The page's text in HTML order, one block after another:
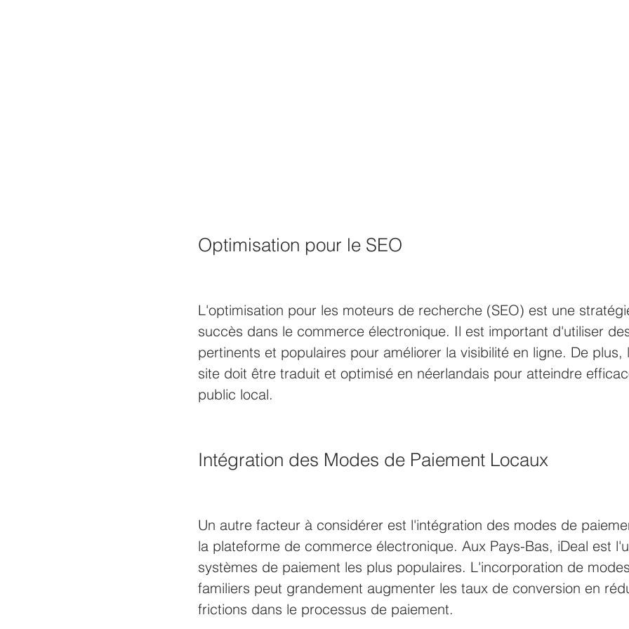
Optimisation pour le SEO
L'optimisation pour les moteurs de recherche (SEO) est une
succès dans le commerce électronique. Il est important d'utiliser
pertinents et populaires pour améliorer la visibilité en ligne. De plus,
site doit être traduit et optimisé en néerlandais pour atteindre
public local.
Intégration des Modes de Paiement Locaux
Un autre facteur à considérer est l'intégration des modes de
la plateforme de commerce électronique. Aux Pays-Bas, iDeal est
systèmes de paiement les plus populaires. L'incorporation de
familiers peut grandement augmenter les taux de conversion en
frictions dans le processus de paiement.